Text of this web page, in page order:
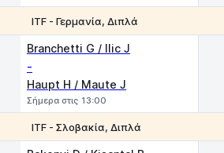
ITF - Γερμανία, Διπλά
Branchetti G / Ilic J
-
Haupt H / Maute J
Σήμερα στις 13:00
ITF - Σλοβακία, Διπλά